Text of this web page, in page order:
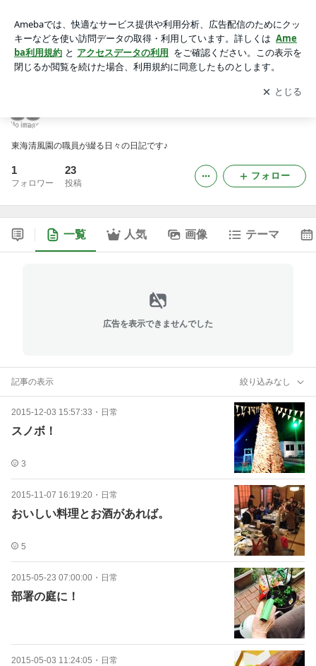
アプリをダウンロードして ブログの更新通知
を受け取りまし
ょう。
開く
東海清風園の職員が綴る日々の日記です♪
1
フォロワー
23
投稿
フォロー
一覧 人気 画像 テーマ
広告を表示できませんでした
記事の表示 絞り込みなし
2015-12-03 15:57:33 ・ 日常
スノボ！
3
2015-11-07 16:19:20 ・ 日常
おいしい料理とお酒があれば。
5
2015-05-23 07:00:00 ・ 日常
部署の庭に！
2015-05-03 11:24:05 ・ 日常